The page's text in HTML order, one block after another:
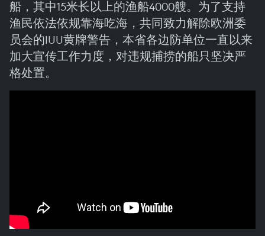
船，其中15米长以上的渔船4000艘。为了支持
渔民依法依规靠海吃海，共同致力解除欧洲委
员会的IUU黄牌警告，本省各边防单位一直以来
加大宣传工作力度，对违规捕捞的船只坚决严
格处置。